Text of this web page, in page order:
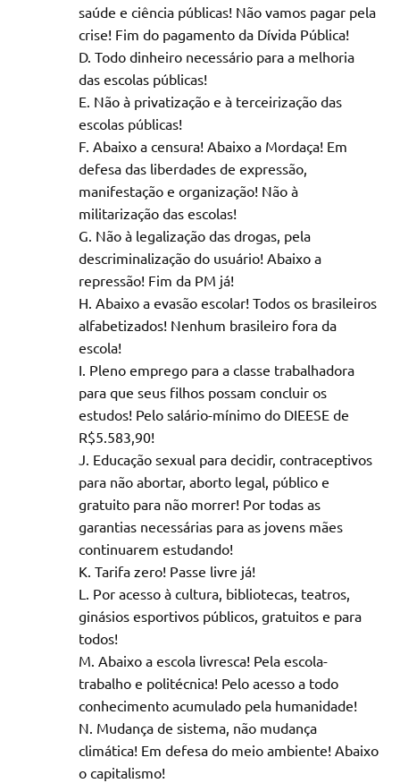
saúde e ciência públicas! Não vamos pagar pela
crise! Fim do pagamento da Dívida Pública!
Todo dinheiro necessário para a melhoria
das escolas públicas!
Não à privatização e à terceirização das
escolas públicas!
Abaixo a censura! Abaixo a Mordaça! Em
defesa das liberdades de expressão,
manifestação e organização! Não à
militarização das escolas!
Não à legalização das drogas, pela
descriminalização do usuário! Abaixo a
repressão! Fim da PM já!
Abaixo a evasão escolar! Todos os brasileiros
alfabetizados! Nenhum brasileiro fora da
escola!
Pleno emprego para a classe trabalhadora
para que seus filhos possam concluir os
estudos! Pelo salário-mínimo do DIEESE de
R$5.583,90!
Educação sexual para decidir, contraceptivos
para não abortar, aborto legal, público e
gratuito para não morrer! Por todas as
garantias necessárias para as jovens mães
continuarem estudando!
Tarifa zero! Passe livre já!
Por acesso à cultura, bibliotecas, teatros,
ginásios esportivos públicos, gratuitos e para
todos!
Abaixo a escola livresca! Pela escola-
trabalho e politécnica! Pelo acesso a todo
conhecimento acumulado pela humanidade!
Mudança de sistema, não mudança
climática! Em defesa do meio ambiente! Abaixo
o capitalismo!